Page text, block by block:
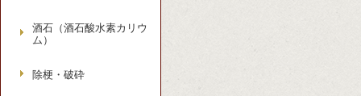
酒石（酒石酸水素カリウ
ム）
除梗・破砕